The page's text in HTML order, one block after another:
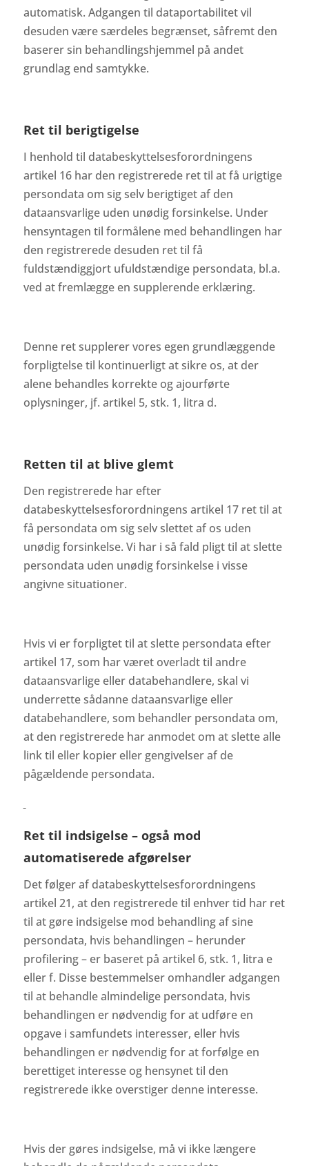
automatisk. Adgangen til dataportabilitet vil
desuden være særdeles begrænset, såfremt den
baserer sin behandlingshjemmel på andet
grundlag end samtykke.
Ret til berigtigelse
I henhold til databeskyttelsesforordningens
artikel 16 har den registrerede ret til at få urigtige
persondata om sig selv berigtiget af den
dataansvarlige uden unødig forsinkelse. Under
hensyntagen til formålene med behandlingen har
den registrerede desuden ret til få
fuldstændiggjort ufuldstændige persondata, bl.a.
ved at fremlægge en supplerende erklæring.
Denne ret supplerer vores egen grundlæggende
forpligtelse til kontinuerligt at sikre os, at der
alene behandles korrekte og ajourførte
oplysninger, jf. artikel 5, stk. 1, litra d.
Retten til at blive glemt
Den registrerede har efter
databeskyttelsesforordningens artikel 17 ret til at
få persondata om sig selv slettet af os uden
unødig forsinkelse. Vi har i så fald pligt til at slette
persondata uden unødig forsinkelse i visse
angivne situationer.
Hvis vi er forpligtet til at slette persondata efter
artikel 17, som har været overladt til andre
dataansvarlige eller databehandlere, skal vi
underrette sådanne dataansvarlige eller
databehandlere, som behandler persondata om,
at den registrerede har anmodet om at slette alle
link til eller kopier eller gengivelser af de
pågældende persondata.
Ret til indsigelse – også mod
automatiserede afgørelser
Det følger af databeskyttelsesforordningens
artikel 21, at den registrerede til enhver tid har ret
til at gøre indsigelse mod behandling af sine
persondata, hvis behandlingen – herunder
profilering – er baseret på artikel 6, stk. 1, litra e
eller f. Disse bestemmelser omhandler adgangen
til at behandle almindelige persondata, hvis
behandlingen er nødvendig for at udføre en
opgave i samfundets interesser, eller hvis
behandlingen er nødvendig for at forfølge en
berettiget interesse og hensynet til den
registrerede ikke overstiger denne interesse.
Hvis der gøres indsigelse, må vi ikke længere